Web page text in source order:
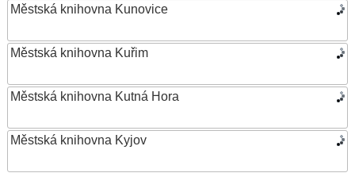
Městská knihovna Kunovice
Městská knihovna Kuřim
Městská knihovna Kutná Hora
Městská knihovna Kyjov